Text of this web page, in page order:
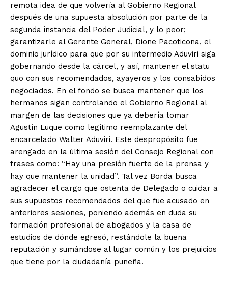
remota idea de que volvería al Gobierno Regional
después de una supuesta absolución por parte de la
segunda instancia del Poder Judicial, y lo peor;
garantizarle al Gerente General, Dione Pacoticona, el
dominio jurídico para que por su intermedio Aduviri siga
gobernando desde la cárcel, y así, mantener el statu
quo con sus recomendados, ayayeros y los consabidos
negociados. En el fondo se busca mantener que los
hermanos sigan controlando el Gobierno Regional al
margen de las decisiones que ya debería tomar
Agustín Luque como legítimo reemplazante del
encarcelado Walter Aduviri. Este despropósito fue
arengado en la última sesión del Consejo Regional con
frases como: “Hay una presión fuerte de la prensa y
hay que mantener la unidad”. Tal vez Borda busca
agradecer el cargo que ostenta de Delegado o cuidar a
sus supuestos recomendados del que fue acusado en
anteriores sesiones, poniendo además en duda su
formación profesional de abogados y la casa de
estudios de dónde egresó, restándole la buena
reputación y sumándose al lugar común y los prejuicios
que tiene por la ciudadanía puneña.